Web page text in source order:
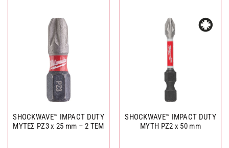
SHOCKWAVE™ IMPACT DUTY
ΜΥΤΕΣ PZ3 x 25 mm – 2 TEM
SHOCKWAVE™ IMPACT DUTY
ΜΥΤΗ PZ2 x 50 mm